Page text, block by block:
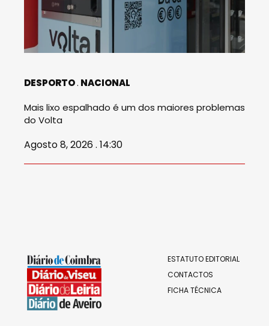
DESPORTO NACIONAL
Mais lixo espalhado é um dos maiores problemas
do Volta
Agosto 8, 2026 . 14:30
ESTATUTO EDITORIAL
CONTACTOS
FICHA TÉCNICA